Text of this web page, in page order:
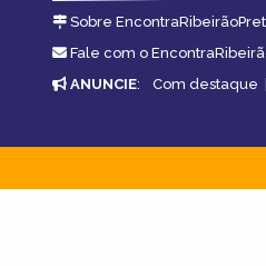
Sobre
Fale com o
ANUNCIE: Com destaque |